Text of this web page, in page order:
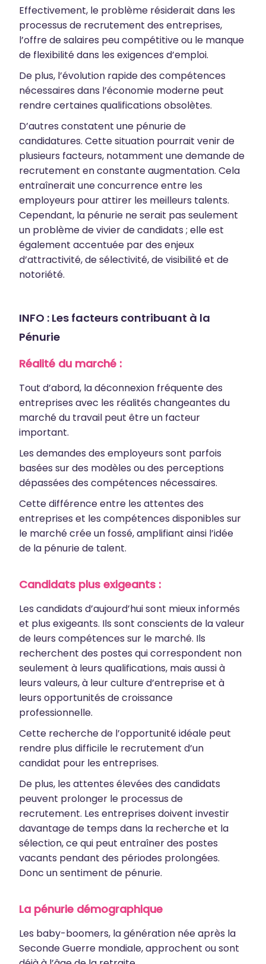
Effectivement, le problème résiderait dans les
processus de recrutement des entreprises,
l’offre de salaires peu compétitive ou le manque
de flexibilité dans les exigences d’emploi.
De plus, l’évolution rapide des compétences
nécessaires dans l’économie moderne peut
rendre certaines qualifications obsolètes.
D’autres constatent une pénurie de
candidatures. Cette situation pourrait venir de
plusieurs facteurs, notamment une demande de
recrutement en constante augmentation. Cela
entraînerait une concurrence entre les
employeurs pour attirer les meilleurs talents.
Cependant, la pénurie ne serait pas seulement
un problème de vivier de candidats ; elle est
également accentuée par des enjeux
d’attractivité, de sélectivité, de visibilité et de
notoriété.
INFO : Les facteurs contribuant à la
Pénurie
Réalité du marché :
Tout d’abord, la déconnexion fréquente des
entreprises avec les réalités changeantes du
marché du travail peut être un facteur
important.
Les demandes des employeurs sont parfois
basées sur des modèles ou des perceptions
dépassées des compétences nécessaires.
Cette différence entre les attentes des
entreprises et les compétences disponibles sur
le marché crée un fossé, amplifiant ainsi l’idée
de la pénurie de talent.
Candidats plus exigeants :
Les candidats d’aujourd’hui sont mieux informés
et plus exigeants. Ils sont conscients de la valeur
de leurs compétences sur le marché. Ils
recherchent des postes qui correspondent non
seulement à leurs qualifications, mais aussi à
leurs valeurs, à leur culture d’entreprise et à
leurs opportunités de croissance
professionnelle.
Cette recherche de l’opportunité idéale peut
rendre plus difficile le recrutement d’un
candidat pour les entreprises.
De plus, les attentes élevées des candidats
peuvent prolonger le processus de
recrutement. Les entreprises doivent investir
davantage de temps dans la recherche et la
sélection, ce qui peut entraîner des postes
vacants pendant des périodes prolongées.
Donc un sentiment de pénurie.
La pénurie démographique
Les baby-boomers, la génération née après la
Seconde Guerre mondiale, approchent ou sont